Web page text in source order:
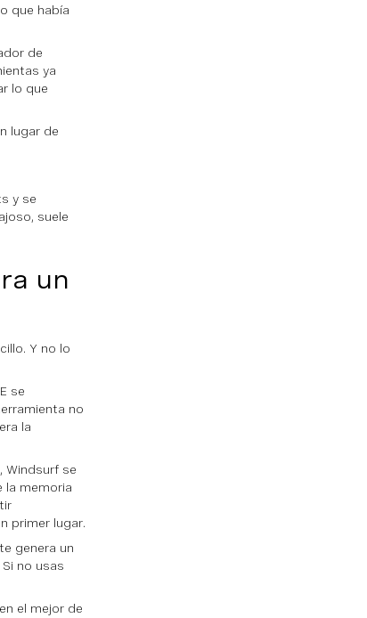
que había
de
ya
lo que
lugar de
y se
suele
un
Y no lo
se
no
la
Windsurf se
la memoria
primer lugar.
genera un
no usas
el mejor de